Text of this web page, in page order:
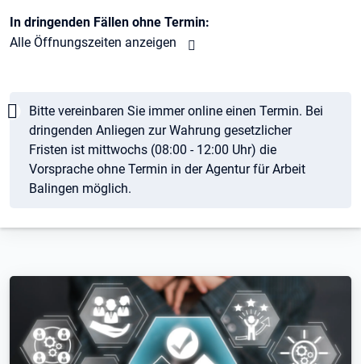
In dringenden Fällen ohne Termin:
Alle Öffnungszeiten anzeigen
Bitte vereinbaren Sie immer online einen Termin. Bei
dringenden Anliegen zur Wahrung gesetzlicher
Fristen ist mittwochs (08:00 - 12:00 Uhr) die
Vorsprache ohne Termin in der Agentur für Arbeit
Balingen möglich.